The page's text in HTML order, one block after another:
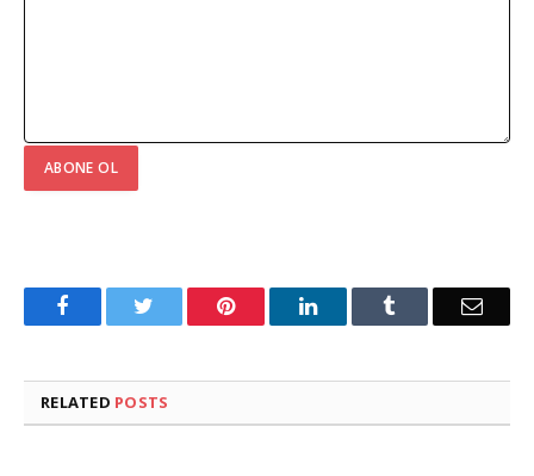
Facebook Pinterest LinkedIn Email
RELATED POSTS